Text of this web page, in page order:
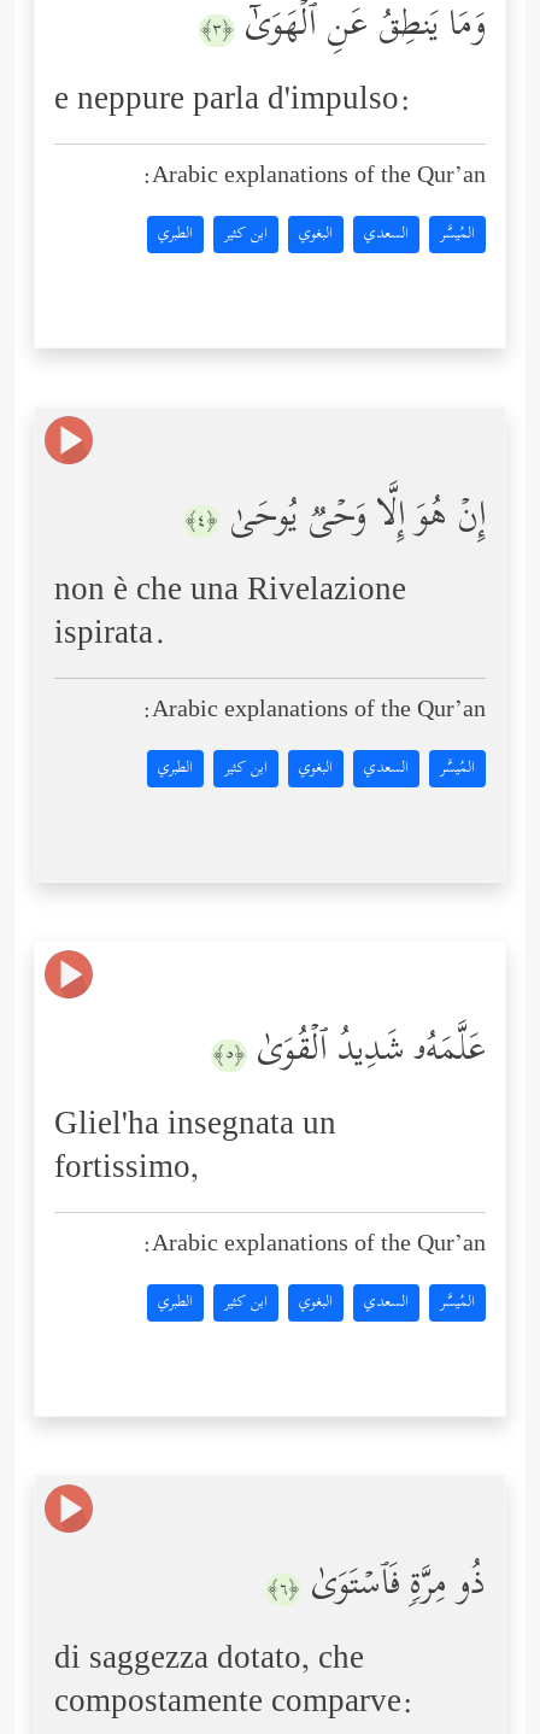
وَمَا یَنطِقُ عَنِ ٱلۡهَوَىٰۤ ﴿٣﴾
e neppure parla d'impulso:
Arabic explanations of the Qur’an:
المُيسَّر السعدي البغوي ابن كثير الطبري
إِنۡ هُوَ إِلَّا وَحۡیࣱ یُوحَىٰ ﴿٤﴾
non è che una Rivelazione
ispirata.
Arabic explanations of the Qur’an:
المُيسَّر السعدي البغوي ابن كثير الطبري
عَلَّمَهُۥ شَدِیدُ ٱلۡقُوَىٰ ﴿٥﴾
Gliel'ha insegnata un
fortissimo,
Arabic explanations of the Qur’an:
المُيسَّر السعدي البغوي ابن كثير الطبري
ذُو مِرَّةࣲ فَٱسۡتَوَىٰ ﴿٦﴾
di saggezza dotato, che
compostamente comparve: